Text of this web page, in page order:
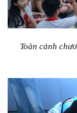
Toàn cảnh